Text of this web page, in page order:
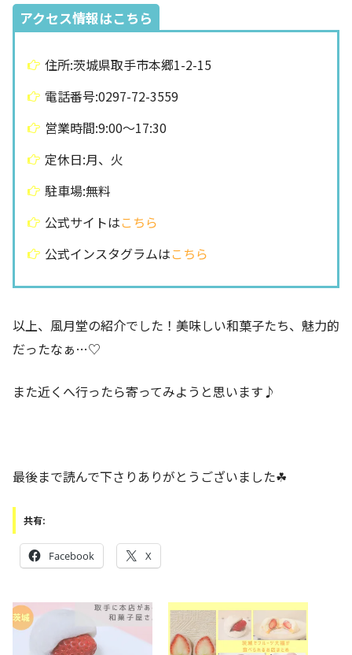
アクセス情報はこちら
住所:茨城県取手市本郷1-2-15
電話番号:0297-72-3559
営業時間:9:00〜17:30
定休日:月、火
駐車場:無料
公式サイトはこちら
公式インスタグラムはこちら
以上、風月堂の紹介でした！美味しい和菓子たち、魅力的
だったなぁ…♡
また近くへ行ったら寄ってみようと思います♪
最後まで読んで下さりありがとうございました☘
共有:
Facebook X